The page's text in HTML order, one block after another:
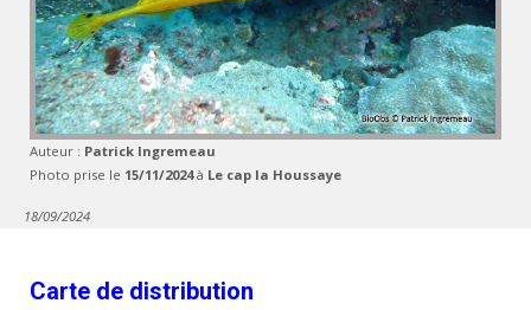
Auteur : Patrick Ingremeau
Photo prise le 15/11/2024à Le cap la Houssaye
18/09/2024
Carte de distribution